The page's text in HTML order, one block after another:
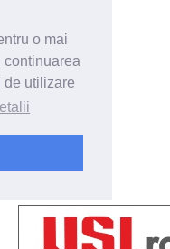
o mai
continuarea
de utilizare